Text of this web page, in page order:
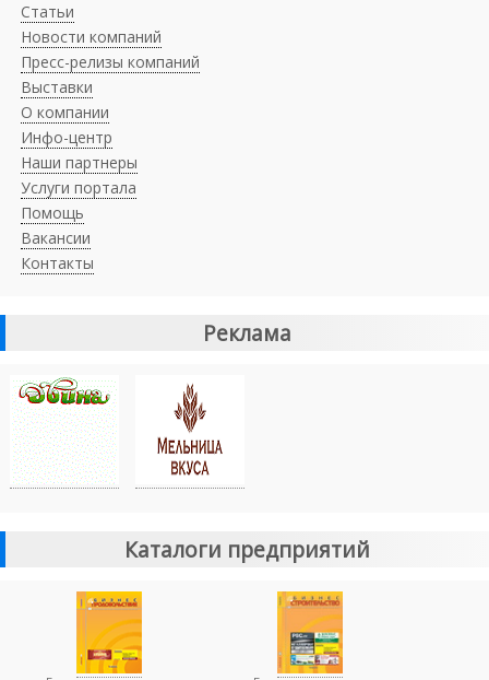
Статьи
Новости компаний
Пресс-релизы компаний
Выставки
О компании
Инфо-центр
Наши партнеры
Услуги портала
Помощь
Вакансии
Контакты
Реклама
Каталоги предприятий